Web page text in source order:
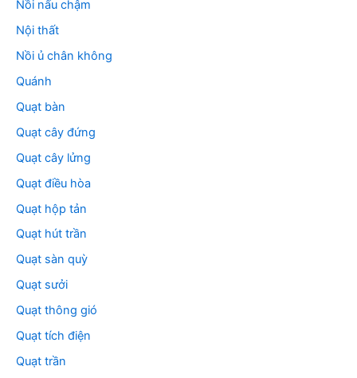
Nồi nấu chậm
Nội thất
Nồi ủ chân không
Quánh
Quạt bàn
Quạt cây đứng
Quạt cây lửng
Quạt điều hòa
Quạt hộp tản
Quạt hút trần
Quạt sàn quỳ
Quạt sưởi
Quạt thông gió
Quạt tích điện
Quạt trần